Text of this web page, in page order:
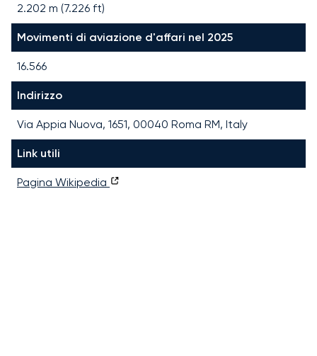
2.202 m (7.226 ft)
Movimenti di aviazione d'affari nel 2025
16.566
Indirizzo
Via Appia Nuova, 1651, 00040 Roma RM, Italy
Link utili
Pagina Wikipedia